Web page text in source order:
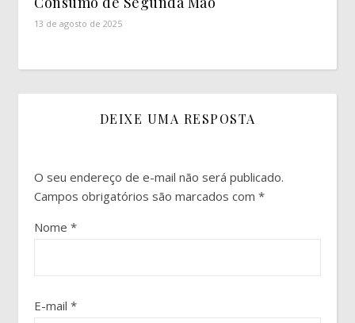
13 de agosto de 2025
DEIXE UMA RESPOSTA
O seu endereço de e-mail não será publicado.
Campos obrigatórios são marcados com *
Nome *
E-mail *